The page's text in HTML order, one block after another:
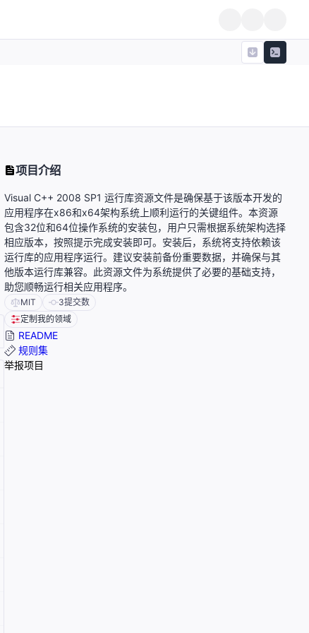
项目介绍
Visual C++ 2008 SP1 运行库资源文件是确保基于该版本开发的
应用程序在x86和x64架构系统上顺利运行的关键组件。本资源
包含32位和64位操作系统的安装包，用户只需根据系统架构选择
相应版本，按照提示完成安装即可。安装后，系统将支持依赖该
运行库的应用程序运行。建议安装前备份重要数据，并确保与其
他版本运行库兼容。此资源文件为系统提供了必要的基础支持，
助您顺畅运行相关应用程序。
MIT 3提交数
定制我的领域
README
规则集
举报项目